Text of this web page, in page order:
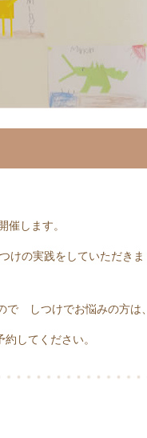
催します。
けの実践をしていただきま
で しつけでお悩みの方は、
してください。